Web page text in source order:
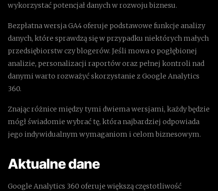
wykorzystać potencjał danych w rozwoju biznesu.
Bezpłatna wersja GA4 oferuje podstawowe funkcje analizy
danych, które sprawdzą się w przypadku niektórych małych
przedsiębiorstw czy blogerów. Jeśli mowa o pogłębionej
analizie, personalizacji raportów oraz pełnej kontroli nad
danymi warto rozważyć skorzystanie z Google Analytics
360.
Znając różnice między tymi dwiema wersjami, każdy będzie
mógł świadomie wybrać tę, która najbardziej odpowiada
jego indywidualnym wymaganiom i celom biznesowym.
Aktualne dane
Google Analytics 360 oferuje większą częstotliwość